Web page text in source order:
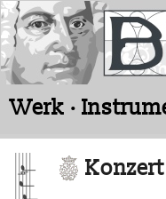
Werk ·